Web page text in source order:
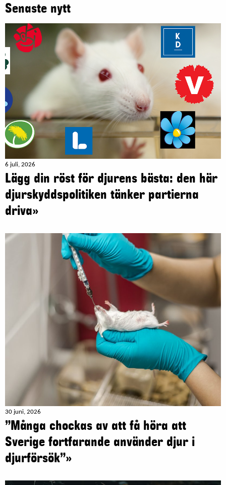
Senaste nytt
6 juli, 2026
Lägg din röst för djurens bästa: den här
djurskyddspolitiken tänker partierna
driva»
30 juni, 2026
”Många chockas av att få höra att
Sverige fortfarande använder djur i
djurförsök”»